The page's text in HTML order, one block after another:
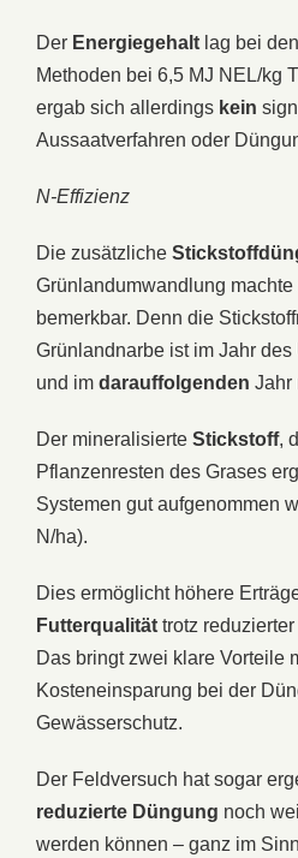
Der Energiegehalt lag bei
Methoden bei 6,5 MJ NEL/kg
ergab sich allerdings kein
Aussaatverfahren oder
N-Effizienz
Die zusätzliche
Grünlandumwandlung
bemerkbar. Denn die
Grünlandnarbe ist im Jahr
und im darauffolgenden Jahr
Der mineralisierte Stickstoff,
Pflanzenresten des Grases
Systemen gut aufgenommen
N/ha).
Dies ermöglicht höhere
Futterqualität trotz
Das bringt zwei klare Vorteile
Kosteneinsparung bei der
Gewässerschutz.
Der Feldversuch hat sogar
reduzierte Düngung noch
werden können – ganz im